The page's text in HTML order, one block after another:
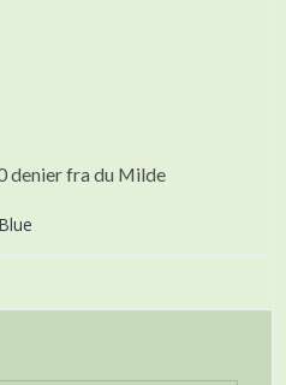
denier fra du Milde